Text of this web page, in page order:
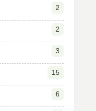
2
2
3
15
6